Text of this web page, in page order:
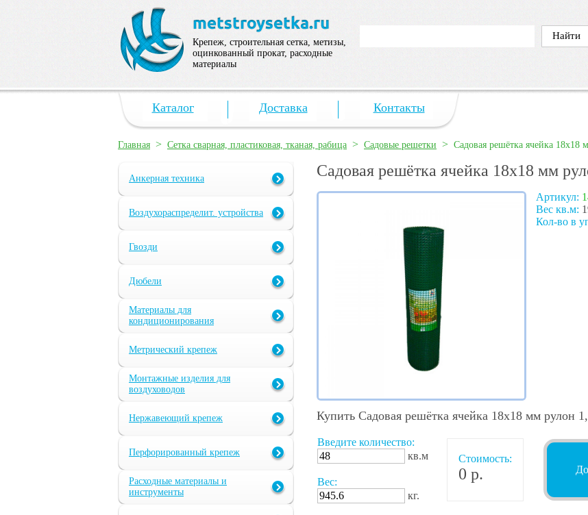
Крепеж, строительная сетка, метизы,
оцинкованный прокат, расходные
материалы
Каталог Доставка Контакты
Главная > Сетка сварная, пластиковая, тканая, рабица > Садовые решетки > Садовая решётка ячейка 18х18
Анкерная техника
Воздухораспределит. устройства
Гвозди
Дюбели
Материалы для
кондиционирования
Метрический крепеж
Монтажные изделия для
воздуховодов
Нержавеющий крепеж
Перфорированный крепеж
Расходные материалы и
инструменты
Садовая решётка ячейка 18х18 мм
Артикул:
Вес кв.м:
Кол-во в
Купить Садовая решётка ячейка 18х18 мм рулон
Введите количество:
кв.м
Вес:
кг.
Стоимость:
0 р.